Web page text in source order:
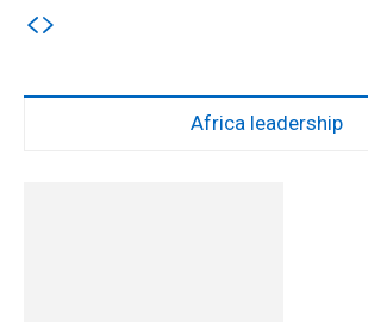
Africa leadership